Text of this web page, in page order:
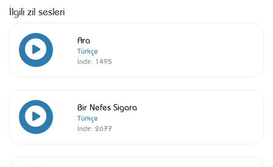
İlgili zil sesleri
Ara
Türkçe
İndir: 1495
Bir Nefes Sigara
Türkçe
İndir: 2677